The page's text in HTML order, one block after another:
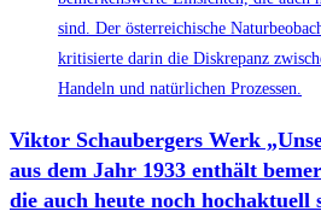
Viktor Schaubergers Werk
aus dem Jahr 1933 enthält
die auch heute noch hochaktuell